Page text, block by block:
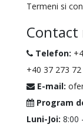
Termeni si
Contact
Telefon:
+40 37 273 72
E-mail:
Program
Luni-Joi: 8:00